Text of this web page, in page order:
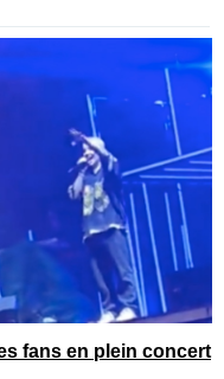
fans en plein concert